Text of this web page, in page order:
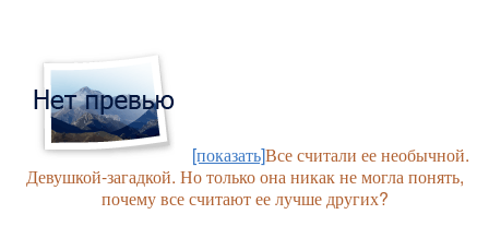
[показать]Все считали ее необычной.
Девушкой-загадкой. Но только она никак не могла понять,
почему все считают ее лучше других?